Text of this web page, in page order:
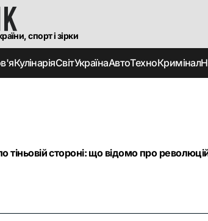
спорт і зірки
КулінаріяСвітУкраїнаАвтоТехноКримінал
стороні: що відомо про